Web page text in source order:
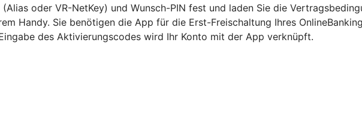
oder VR-NetKey) und Wunsch-PIN fest und laden Sie die
Handy. Sie benötigen die App für die Erst-Freischaltung Ihres
des Aktivierungscodes wird Ihr Konto mit der App verknüpft.